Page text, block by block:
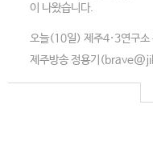
이 나왔습니다.
오늘(10일) 제주4·3연구소
평화재단 이사장은 국가폭력
냐에 따라 해결의 방향타가
4·3의 세계기록유산 등재,
제주방송 정용기